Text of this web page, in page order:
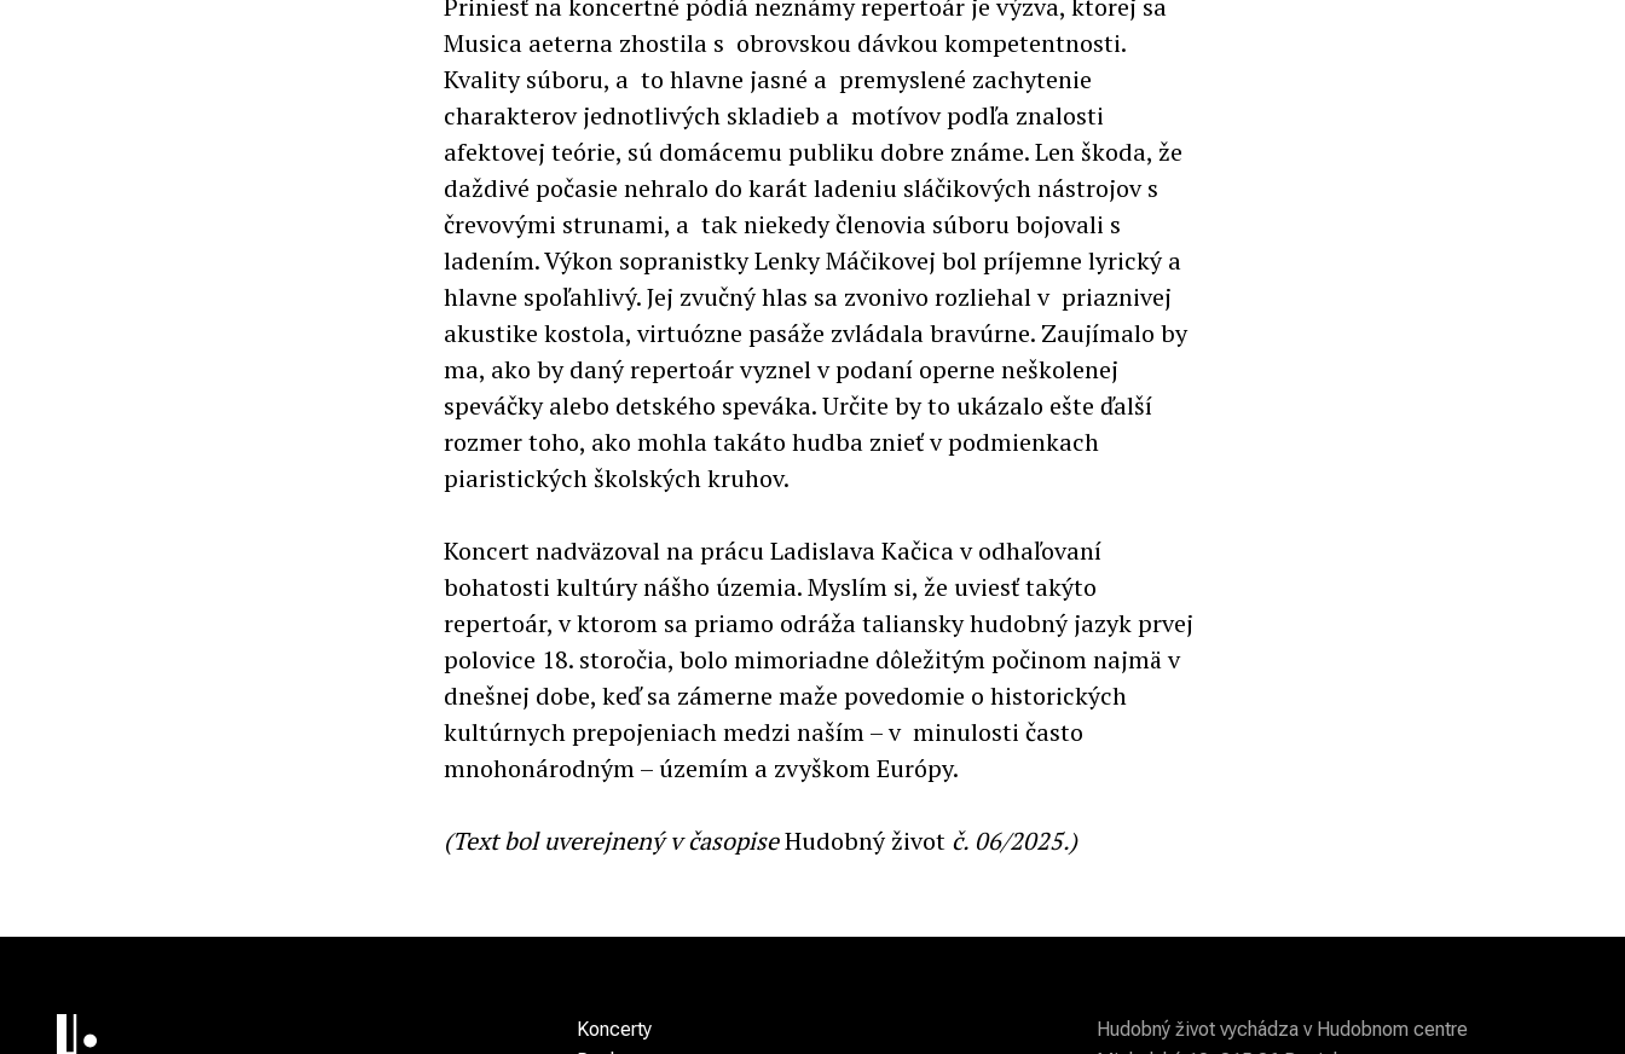
Musica aeterna zhostila s obrovskou dávkou kompetentnosti.
Kvality súboru, a to hlavne jasné a premyslené zachytenie
charakterov jednotlivých skladieb a motívov podľa znalosti
afektovej teórie, sú domácemu publiku dobre známe. Len škoda, že
daždivé počasie nehralo do karát ladeniu sláčikových nástrojov s
črevovými strunami, a tak niekedy členovia súboru bojovali s
ladením. Výkon sopranistky Lenky Máčikovej bol príjemne lyrický a
hlavne spoľahlivý. Jej zvučný hlas sa zvonivo rozliehal v priaznivej
akustike kostola, virtuózne pasáže zvládala bravúrne. Zaujímalo by
ma, ako by daný repertoár vyznel v podaní operne neškolenej
speváčky alebo detského speváka. Určite by to ukázalo ešte ďalší
rozmer toho, ako mohla takáto hudba znieť v podmienkach
piaristických školských kruhov.
Koncert nadväzoval na prácu Ladislava Kačica v odhaľovaní
bohatosti kultúry nášho územia. Myslím si, že uviesť takýto
repertoár, v ktorom sa priamo odráža taliansky hudobný jazyk prvej
polovice 18. storočia, bolo mimoriadne dôležitým počinom najmä v
dnešnej dobe, keď sa zámerne maže povedomie o historických
kultúrnych prepojeniach medzi naším – v minulosti často
mnohonárodným – územím a zvyškom Európy.
(Text bol uverejnený v časopiseHudobný život č. 06/2025.)
Koncerty
Hudobný život vychádza v Hudobnom centre